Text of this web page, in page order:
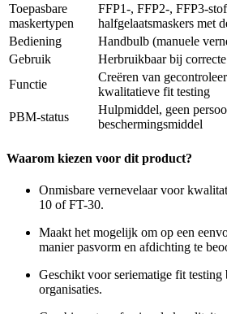
Toepasbare
maskertypen
FFP1-, FFP2-, FFP3-
halfgelaatsmaskers met
Bediening
Handbulb (manuele
Gebruik
Herbruikbaar bij
Functie
Creëren van
kwalitatieve fit testing
PBM-status
Hulpmiddel, geen
beschermingsmiddel
Waarom kiezen voor dit product?
Onmisbare vernevelaar voor
10 of FT-30.
Maakt het mogelijk om op een
manier pasvorm en afdichting te
Geschikt voor seriematige fit testing
organisaties.